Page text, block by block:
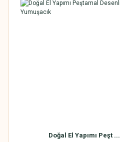
Doğal El Yapımı Peşt ...